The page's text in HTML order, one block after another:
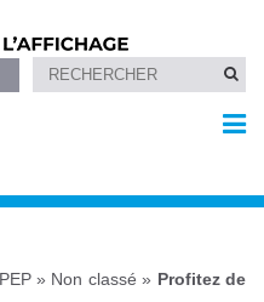
» Non classé » Profitez de